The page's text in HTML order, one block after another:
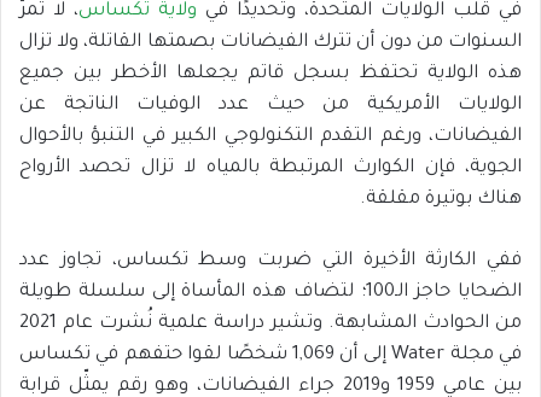
في قلب الولايات المتحدة، وتحديدًا في ولاية تكساس، لا تمرّ
السنوات من دون أن تترك الفيضانات بصمتها القاتلة، ولا تزال
هذه الولاية تحتفظ بسجل قاتم يجعلها الأخطر بين جميع
الولايات الأمريكية من حيث عدد الوفيات الناتجة عن
الفيضانات، ورغم التقدم التكنولوجي الكبير في التنبؤ بالأحوال
الجوية، فإن الكوارث المرتبطة بالمياه لا تزال تحصد الأرواح
هناك بوتيرة مقلقة.
ففي الكارثة الأخيرة التي ضربت وسط تكساس، تجاوز عدد
الضحايا حاجز الـ100؛ لتضاف هذه المأساة إلى سلسلة طويلة
من الحوادث المشابهة. وتشير دراسة علمية نُشرت عام 2021
في مجلة Water إلى أن 1,069 شخصًا لقوا حتفهم في تكساس
بين عامي 1959 و2019 جراء الفيضانات، وهو رقم يمثّل قرابة